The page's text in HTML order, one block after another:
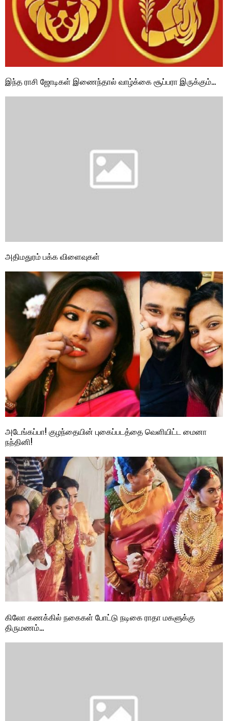
இந்த ராசி ஜோடிகள் இணைந்தால் வாழ்க்கை சூப்பரா இருக்கும்…
அதிமதுரம் பக்க விளைவுகள்
அடேங்கப்பா! குழந்தையின் புகைப்படத்தை வெளியிட்ட மைனா
நந்தினி!
கிலோ கணக்கில் நகைகள் போட்டு நடிகை ராதா மகளுக்கு
திருமணம்…